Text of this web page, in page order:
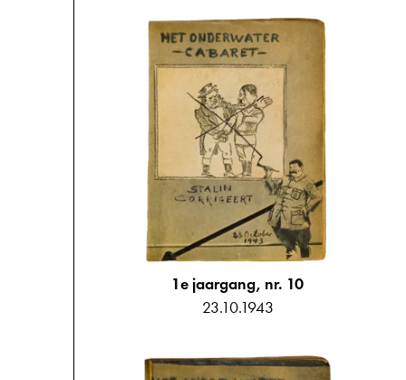
1e jaargang, nr. 10
23.10.1943